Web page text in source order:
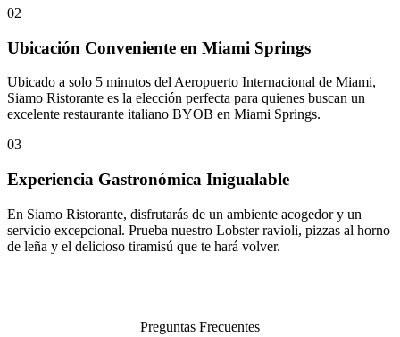
02
Ubicación Conveniente en Miami Springs
Ubicado a solo 5 minutos del Aeropuerto Internacional de Miami,
Siamo Ristorante es la elección perfecta para quienes buscan un
excelente restaurante italiano BYOB en Miami Springs.
03
Experiencia Gastronómica Inigualable
En Siamo Ristorante, disfrutarás de un ambiente acogedor y un
servicio excepcional. Prueba nuestro Lobster ravioli, pizzas al horno
de leña y el delicioso tiramisú que te hará volver.
Preguntas Frecuentes